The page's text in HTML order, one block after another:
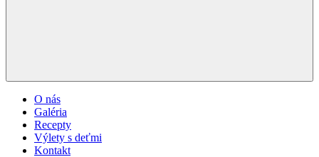
O nás
Galéria
Recepty
Výlety s deťmi
Kontakt